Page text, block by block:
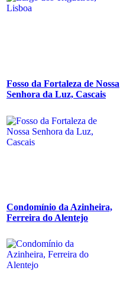
Fosso da Fortaleza de Nossa
Senhora da Luz, Cascais
Condomínio da Azinheira,
Ferreira do Alentejo